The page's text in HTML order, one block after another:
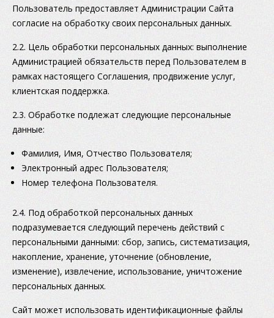
Пользователь предоставляет Администрации Сайта
согласие на обработку своих персональных данных.
2.2. Цель обработки персональных данных: выполнение
Администрацией обязательств перед Пользователем в
рамках настоящего Соглашения, продвижение услуг,
клиентская поддержка.
2.3. Обработке подлежат следующие персональные
данные:
Фамилия, Имя, Отчество Пользователя;
Электронный адрес Пользователя;
Номер телефона Пользователя.
2.4. Под обработкой персональных данных
подразумевается следующий перечень действий с
персональными данными: сбор, запись, систематизация,
накопление, хранение, уточнение (обновление,
изменение), извлечение, использование, уничтожение
персональных данных.
Сайт может использовать идентификационные файлы